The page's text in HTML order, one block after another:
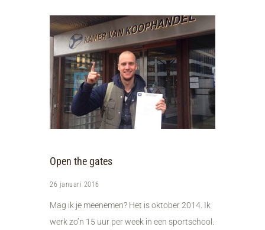
Open the gates
26 januari 2016
Mag ik je meenemen? Het is oktober 2014. Ik
werk zo’n 15 uur per week in een sportschool.